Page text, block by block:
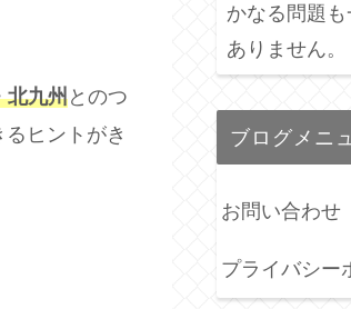
北九州とのつ
ヒントがき
かなる問題
ありません。
ブログメニ
お問い合わせ
プライバシー